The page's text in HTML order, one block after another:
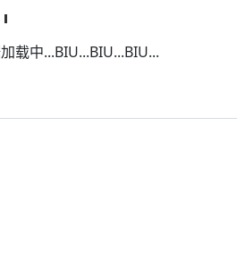
载中...BIU...BIU...BIU...